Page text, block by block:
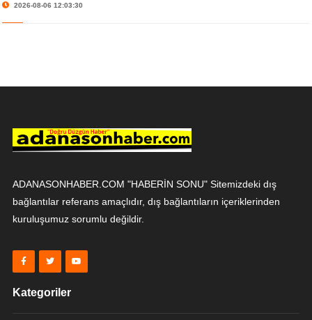
2026-08-06 12:03:30
ADANASONHABER.COM "HABERİN SONU" Sitemizdeki dış
bağlantılar referans amaçlıdır, dış bağlantıların içeriklerinden
kuruluşumuz sorumlu değildir.
Kategoriler